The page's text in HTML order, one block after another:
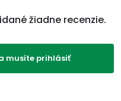
a vlasy,Produkty,
KVA, KVA07,
žiadne recenzie.
musíte prihlásiť